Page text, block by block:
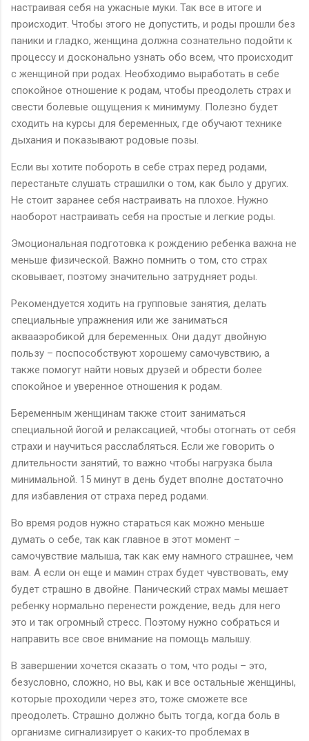
настраивая себя на ужасные муки. Так все в итоге и
происходит. Чтобы этого не допустить, и роды прошли без
паники и гладко, женщина должна сознательно подойти к
процессу и досконально узнать обо всем, что происходит
с женщиной при родах. Необходимо выработать в себе
спокойное отношение к родам, чтобы преодолеть страх и
свести болевые ощущения к минимуму. Полезно будет
сходить на курсы для беременных, где обучают технике
дыхания и показывают родовые позы.
Если вы хотите побороть в себе страх перед родами,
перестаньте слушать страшилки о том, как было у других.
Не стоит заранее себя настраивать на плохое. Нужно
наоборот настраивать себя на простые и легкие роды.
Эмоциональная подготовка к рождению ребенка важна не
меньше физической. Важно помнить о том, сто страх
сковывает, поэтому значительно затрудняет роды.
Рекомендуется ходить на групповые занятия, делать
специальные упражнения или же заниматься
аквааэробикой для беременных. Они дадут двойную
пользу – поспособствуют хорошему самочувствию, а
также помогут найти новых друзей и обрести более
спокойное и уверенное отношения к родам.
Беременным женщинам также стоит заниматься
специальной йогой и релаксацией, чтобы отогнать от себя
страхи и научиться расслабляться. Если же говорить о
длительности занятий, то важно чтобы нагрузка была
минимальной. 15 минут в день будет вполне достаточно
для избавления от страха перед родами.
Во время родов нужно стараться как можно меньше
думать о себе, так как главное в этот момент –
самочувствие малыша, так как ему намного страшнее, чем
вам. А если он еще и мамин страх будет чувствовать, ему
будет страшно в двойне. Панический страх мамы мешает
ребенку нормально перенести рождение, ведь для него
это и так огромный стресс. Поэтому нужно собраться и
направить все свое внимание на помощь малышу.
В завершении хочется сказать о том, что роды – это,
безусловно, сложно, но вы, как и все остальные женщины,
которые проходили через это, тоже сможете все
преодолеть. Страшно должно быть тогда, когда боль в
организме сигнализирует о каких-то проблемах в